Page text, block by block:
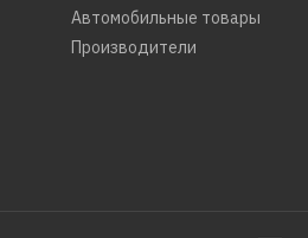
Автомобильные товары
Производители